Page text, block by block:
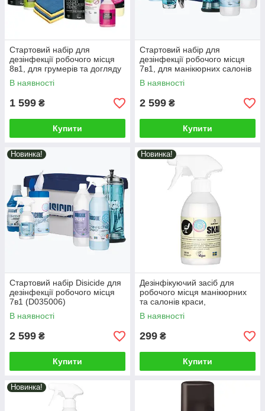
Стартовий набір для
дезінфекції робочого місця
8в1, для грумерів та догляду
за тваринами (D040117)
В наявності
1 599 ₴
Купити
Стартовий набір для
дезінфекції робочого місця
7в1, для манікюрних салонів
та салонів краси (D035007)
В наявності
2 599 ₴
Купити
Новинка!
Стартовий набір Disicide для
дезінфекції робочого місця
7в1 (D035006)
В наявності
2 599 ₴
Купити
Новинка!
Дезінфікуючий засіб для
робочого місця манікюрних
та салонів краси,
барбершопів, тату-салонів,
300ml (D040130)
В наявності
299 ₴
Купити
Новинка!